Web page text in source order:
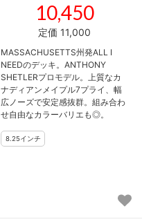
10,450
定価 11,000
MASSACHUSETTS州発ALL I
NEEDのデッキ。ANTHONY
SHETLERプロモデル。上質なカ
ナディアンメイプル7プライ、幅
広ノーズで安定感抜群。組み合わ
せ自由なカラーバリエも◎。